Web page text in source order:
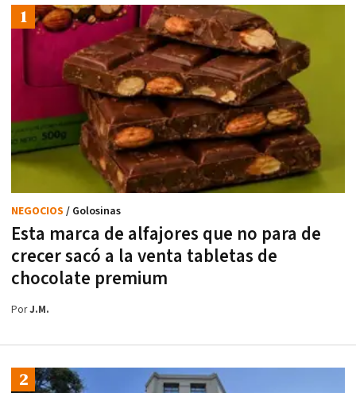
Esta marca de alfajores que no para de
crecer sacó a la venta tabletas de
chocolate premium
NEGOCIOS / Golosinas
PorJ.M.